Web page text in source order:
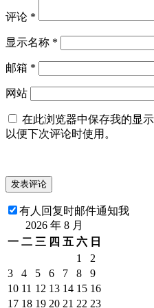
评论 *
显示名称 *
邮箱 *
网站
在此浏览器中保存我的显
以便下次评论时使用。
有人回复时邮件通知我
2026 年 8 月
一 二 三 四 五 六 日
1
2
3
4 5 6 7 8
9
10 11 12 13 14 15 16
17 18 19 20 21 22 23